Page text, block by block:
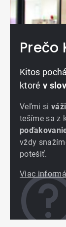
Prečo
Kitos
ktoré v
Veľmi si
tešíme sa z
vždy
potešiť.
Viac